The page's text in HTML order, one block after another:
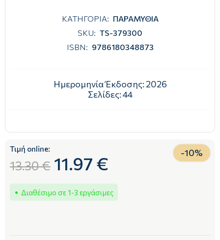
ΚΑΤΗΓΟΡΙΑ: ΠΑΡΑΜΥΘΙΑ
SKU: TS-379300
ISBN: 9786180348873
Ημερομηνία Έκδοσης: 2026
Σελίδες:44
Τιμή online:
13.30 € 11.97 € -10%
Διαθέσιμο σε 1-3 εργάσιμες